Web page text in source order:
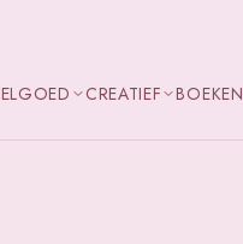
CREATIEF BOEKEN